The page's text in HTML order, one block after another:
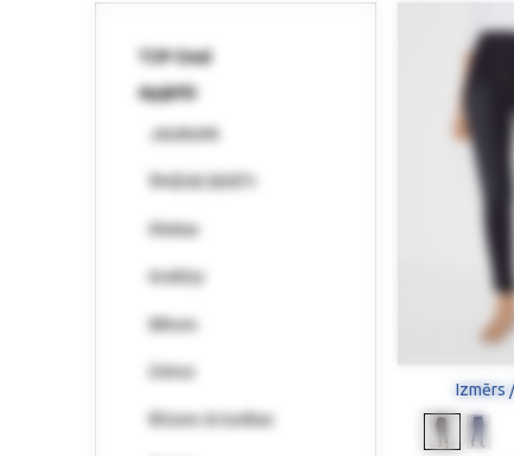
TOP-Deal
Apģērbi
JAUNUMI
ĪPAŠI IECIENĪTI
Kleitas
Krekliņi
Bikses
Džinsi
Blūzes & tunikas
Izmērs